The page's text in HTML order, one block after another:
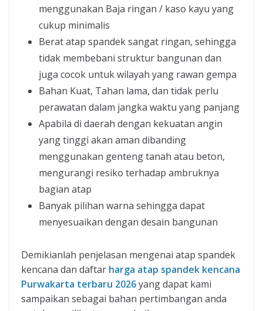
menggunakan Baja ringan / kaso kayu yang
cukup minimalis
Berat atap spandek sangat ringan, sehingga
tidak membebani struktur bangunan dan
juga cocok untuk wilayah yang rawan gempa
Bahan Kuat, Tahan lama, dan tidak perlu
perawatan dalam jangka waktu yang panjang
Apabila di daerah dengan kekuatan angin
yang tinggi akan aman dibanding
menggunakan genteng tanah atau beton,
mengurangi resiko terhadap ambruknya
bagian atap
Banyak pilihan warna sehingga dapat
menyesuaikan dengan desain bangunan
Demikianlah penjelasan mengenai atap spandek
kencana dan daftar harga atap spandek kencana
Purwakarta terbaru 2026yang dapat kami
sampaikan sebagai bahan pertimbangan anda